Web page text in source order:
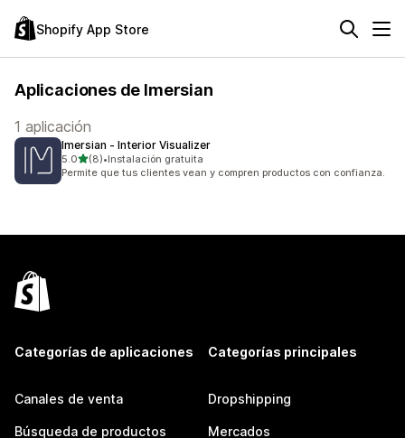
Shopify App Store
Aplicaciones de Imersian
1 aplicación
Imersian ‑ Interior Visualizer
5.0de 5 estrellas
(8)
8 reseñas en total
•Instalación gratuita
Permite que tus clientes vean y compren productos con confianza.
Categorías de aplicaciones
Canales de venta
Búsqueda de productos
Categorías principales
Dropshipping
Mercados